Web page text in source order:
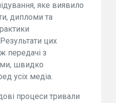
яке виявило
дипломи та
цих
передачі з
швидко
усіх медіа.
процеси тривали